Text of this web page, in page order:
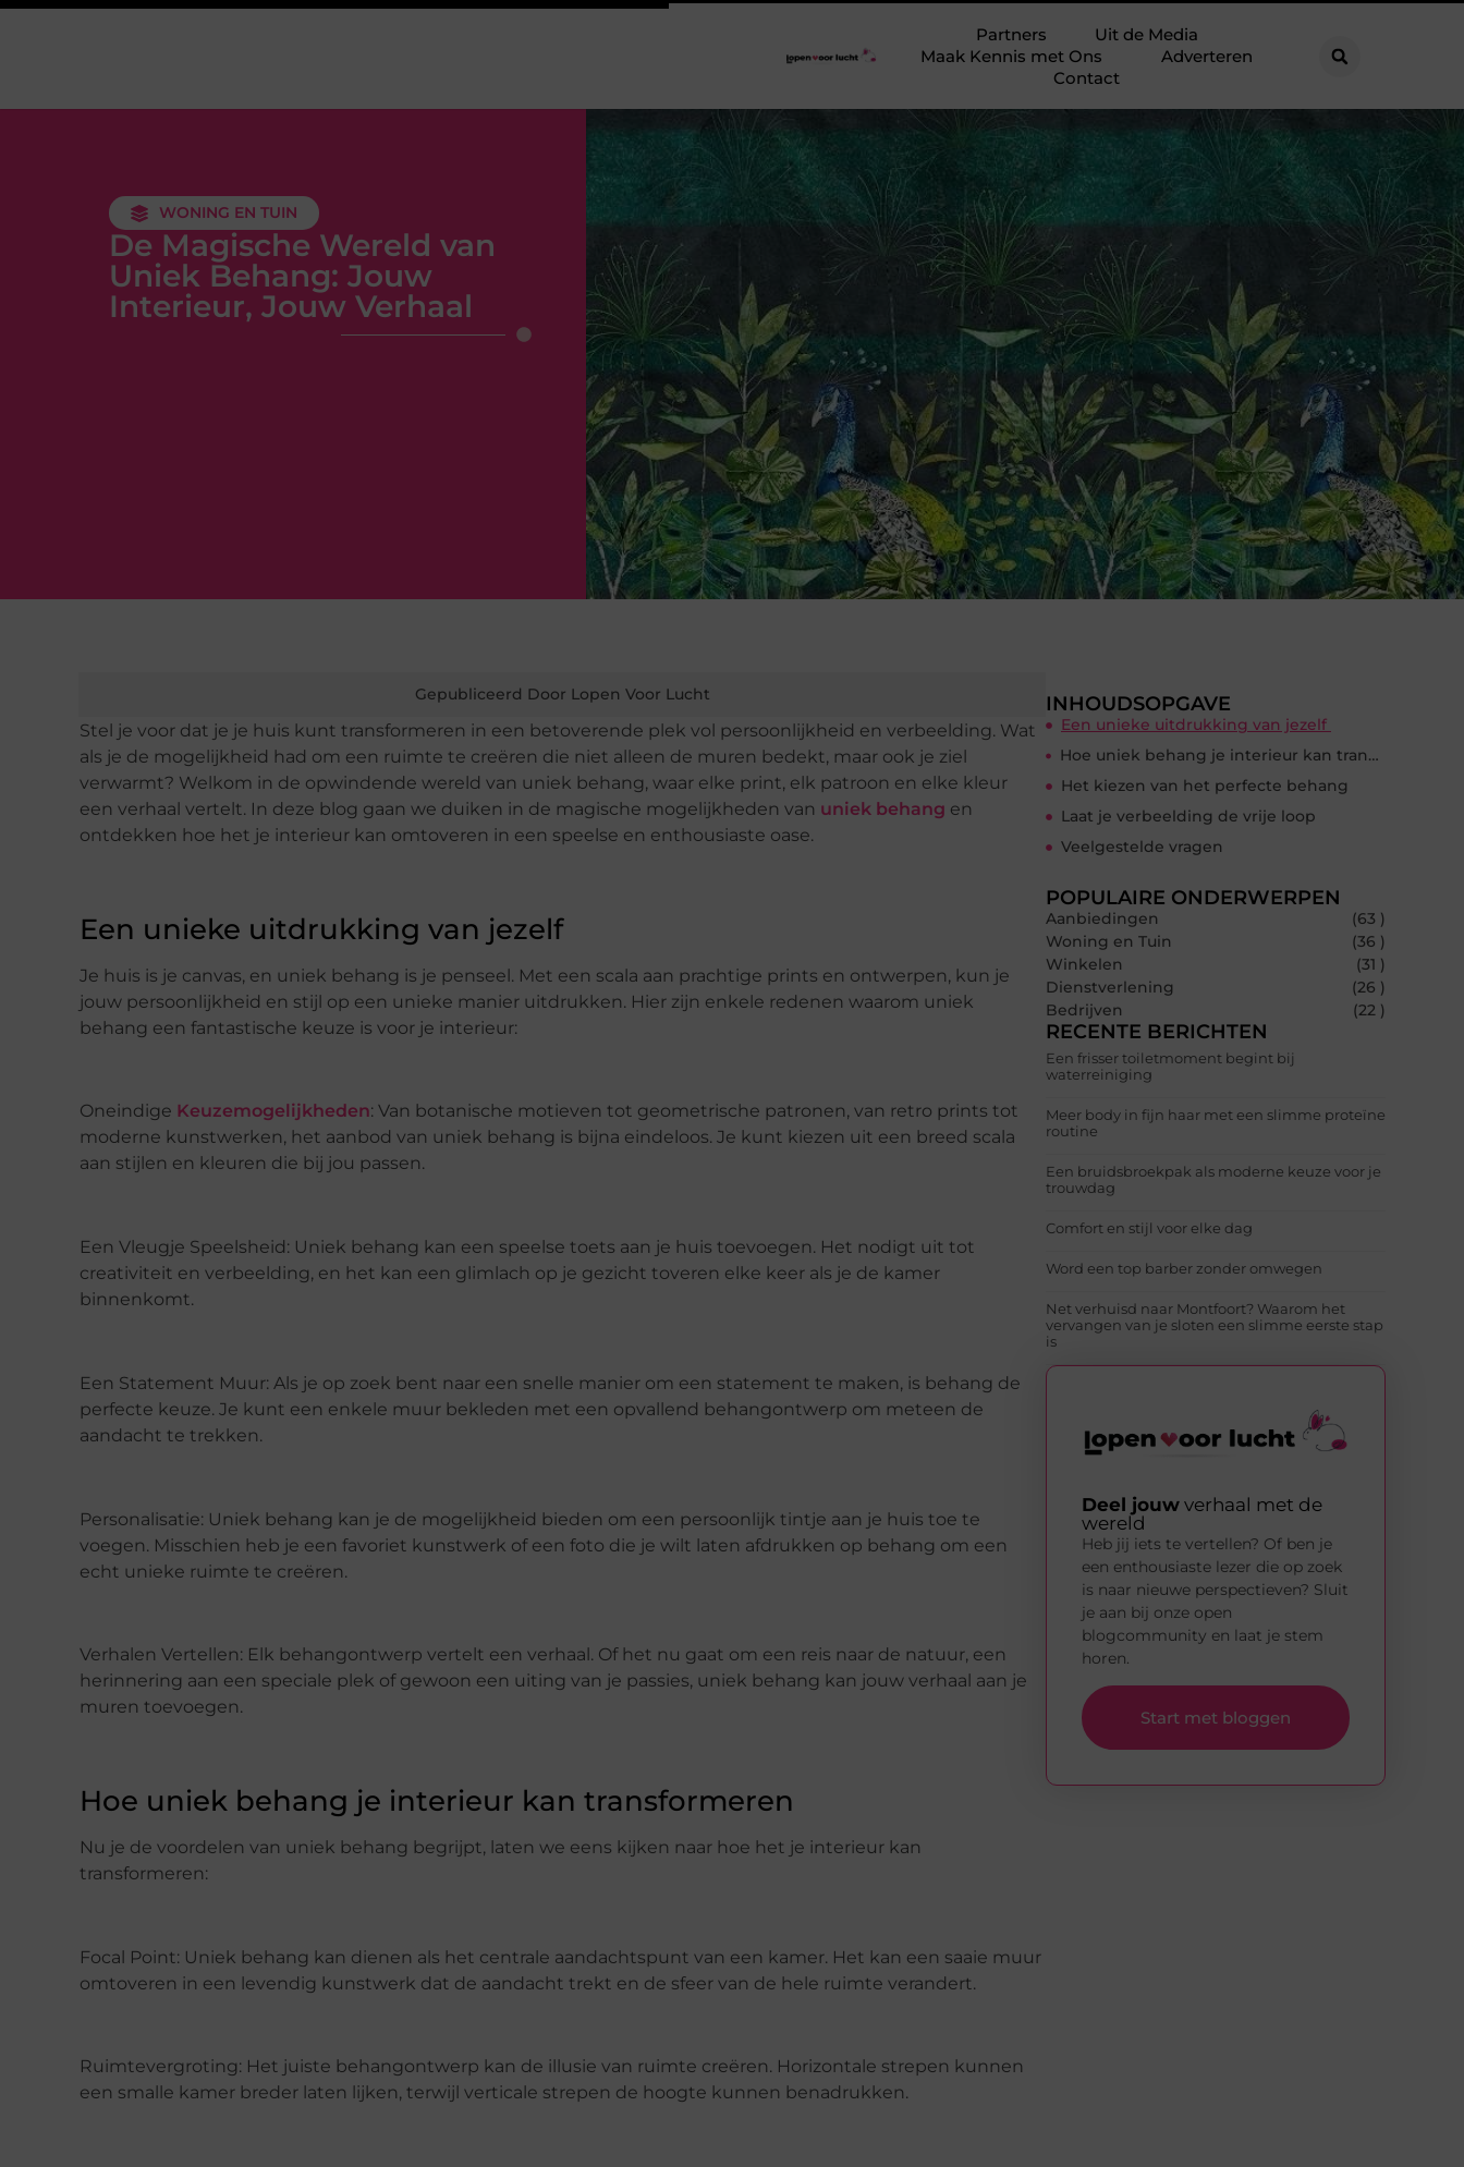
Partners
Uit de Media
Maak Kennis met Ons
Adverteren
Contact
WONING EN TUIN
De Magische Wereld van
Uniek Behang: Jouw
Interieur, Jouw Verhaal
Gepubliceerd Door Lopen Voor Lucht
Stel je voor dat je je huis kunt transformeren in een betoverende plek vol persoonlijkheid en verbeelding. Wat
als je de mogelijkheid had om een ruimte te creëren die niet alleen de muren bedekt, maar ook je ziel
verwarmt? Welkom in de opwindende wereld van uniek behang, waar elke print, elk patroon en elke kleur
een verhaal vertelt. In deze blog gaan we duiken in de magische mogelijkheden van uniek behang en
ontdekken hoe het je interieur kan omtoveren in een speelse en enthousiaste oase.
Een unieke uitdrukking van jezelf
Je huis is je canvas, en uniek behang is je penseel. Met een scala aan prachtige prints en ontwerpen, kun je
jouw persoonlijkheid en stijl op een unieke manier uitdrukken. Hier zijn enkele redenen waarom uniek
behang een fantastische keuze is voor je interieur:
Oneindige Keuzemogelijkheden: Van botanische motieven tot geometrische patronen, van retro prints tot
moderne kunstwerken, het aanbod van uniek behang is bijna eindeloos. Je kunt kiezen uit een breed scala
aan stijlen en kleuren die bij jou passen.
Een Vleugje Speelsheid: Uniek behang kan een speelse toets aan je huis toevoegen. Het nodigt uit tot
creativiteit en verbeelding, en het kan een glimlach op je gezicht toveren elke keer als je de kamer
binnenkomt.
Een Statement Muur: Als je op zoek bent naar een snelle manier om een statement te maken, is behang de
perfecte keuze. Je kunt een enkele muur bekleden met een opvallend behangontwerp om meteen de
aandacht te trekken.
Personalisatie: Uniek behang kan je de mogelijkheid bieden om een persoonlijk tintje aan je huis toe te
voegen. Misschien heb je een favoriet kunstwerk of een foto die je wilt laten afdrukken op behang om een
echt unieke ruimte te creëren.
Verhalen Vertellen: Elk behangontwerp vertelt een verhaal. Of het nu gaat om een reis naar de natuur, een
herinnering aan een speciale plek of gewoon een uiting van je passies, uniek behang kan jouw verhaal aan je
muren toevoegen.
Hoe uniek behang je interieur kan transformeren
Nu je de voordelen van uniek behang begrijpt, laten we eens kijken naar hoe het je interieur kan
transformeren:
Focal Point: Uniek behang kan dienen als het centrale aandachtspunt van een kamer. Het kan een saaie muur
omtoveren in een levendig kunstwerk dat de aandacht trekt en de sfeer van de hele ruimte verandert.
Ruimtevergroting: Het juiste behangontwerp kan de illusie van ruimte creëren. Horizontale strepen kunnen
een smalle kamer breder laten lijken, terwijl verticale strepen de hoogte kunnen benadrukken.
INHOUDSOPGAVE
Een unieke uitdrukking van jezelf
Hoe uniek behang je interieur kan transformeren
Het kiezen van het perfecte behang
Laat je verbeelding de vrije loop
Veelgestelde vragen
POPULAIRE ONDERWERPEN
Aanbiedingen
(63 )
Woning en Tuin
(36 )
Winkelen
(31 )
Dienstverlening
(26 )
Bedrijven
(22 )
RECENTE BERICHTEN
Een frisser toiletmoment begint bij
waterreiniging
Meer body in fijn haar met een slimme proteïne
routine
Een bruidsbroekpak als moderne keuze voor je
trouwdag
Comfort en stijl voor elke dag
Word een top barber zonder omwegen
Net verhuisd naar Montfoort? Waarom het
vervangen van je sloten een slimme eerste stap
is
Deel jouw verhaal met de
wereld
Heb jij iets te vertellen? Of ben je
een enthousiaste lezer die op zoek
is naar nieuwe perspectieven? Sluit
je aan bij onze open
blogcommunity en laat je stem
horen.
Start met bloggen